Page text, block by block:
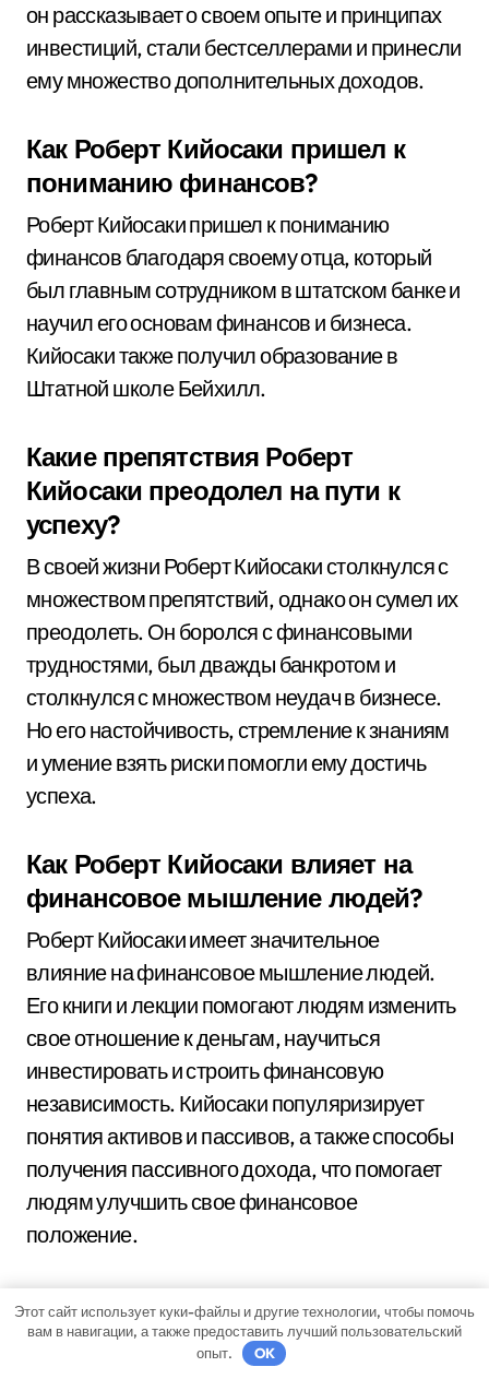
он рассказывает о своем опыте и принципах
инвестиций, стали бестселлерами и принесли
ему множество дополнительных доходов.
Как Роберт Кийосаки пришел к
пониманию финансов?
Роберт Кийосаки пришел к пониманию
финансов благодаря своему отца, который
был главным сотрудником в штатском банке и
научил его основам финансов и бизнеса.
Кийосаки также получил образование в
Штатной школе Бейхилл.
Какие препятствия Роберт
Кийосаки преодолел на пути к
успеху?
В своей жизни Роберт Кийосаки столкнулся с
множеством препятствий, однако он сумел их
преодолеть. Он боролся с финансовыми
трудностями, был дважды банкротом и
столкнулся с множеством неудач в бизнесе.
Но его настойчивость, стремление к знаниям
и умение взять риски помогли ему достичь
успеха.
Как Роберт Кийосаки влияет на
финансовое мышление людей?
Роберт Кийосаки имеет значительное
влияние на финансовое мышление людей.
Его книги и лекции помогают людям изменить
свое отношение к деньгам, научиться
инвестировать и строить финансовую
независимость. Кийосаки популяризирует
понятия активов и пассивов, а также способы
получения пассивного дохода, что помогает
людям улучшить свое финансовое
положение.
Какую профессию имеет Роберт
Кийосаки?
Этот сайт использует куки-файлы и другие технологии, чтобы помочь
вам в навигации, а также предоставить лучший пользовательский
опыт.
OK